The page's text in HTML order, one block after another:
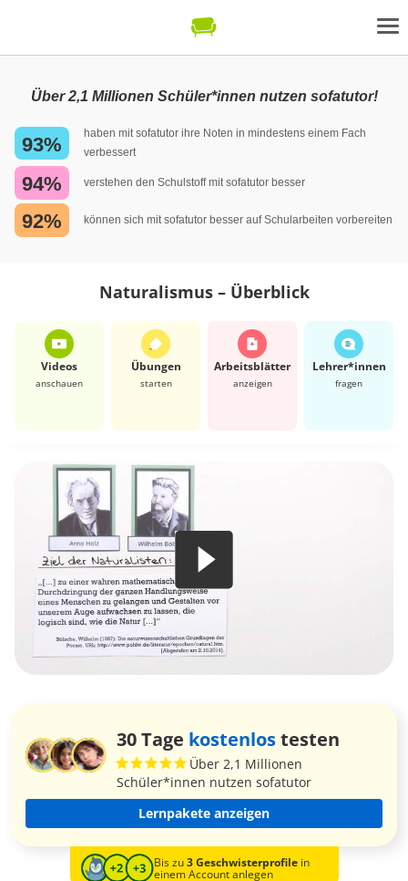
Über 2,1 Millionen Schüler*innen nutzen sofatutor!
93%
haben mit sofatutor ihre Noten in mindestens einem Fach
verbessert
94% verstehen den Schulstoff mit sofatutor besser
92% können sich mit sofatutor besser auf Schularbeiten vorbereiten
Naturalismus – Überblick
Videos
anschauen
Übungen
starten
Arbeits­blätter
anzeigen
Lehrer*​innen
fragen
30 Tage kostenlostesten
Über 2,1 Millionen
Schüler*innen nutzen sofatutor
Lernpakete anzeigen
Bis zu3 Geschwisterprofilein
einem Account anlegen